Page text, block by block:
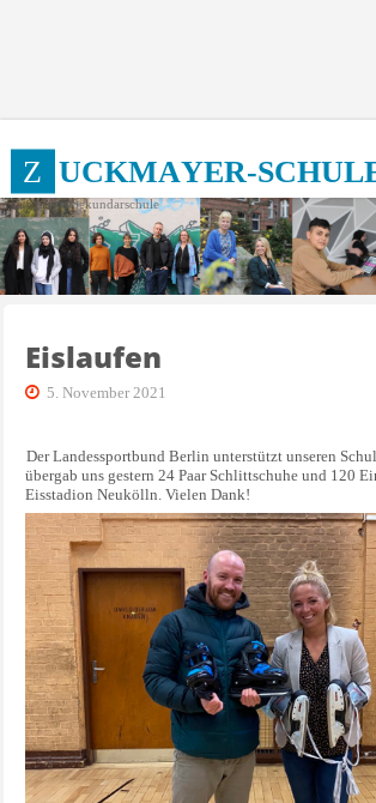
Z UCKMAYER-SCHUL
Integrierte Sekundarschule
Eislaufen
5. November 2021
Der Landessportbund Berlin unterstützt unseren
übergab uns gestern 24 Paar Schlittschuhe und 120
Eisstadion Neukölln. Vielen Dank!